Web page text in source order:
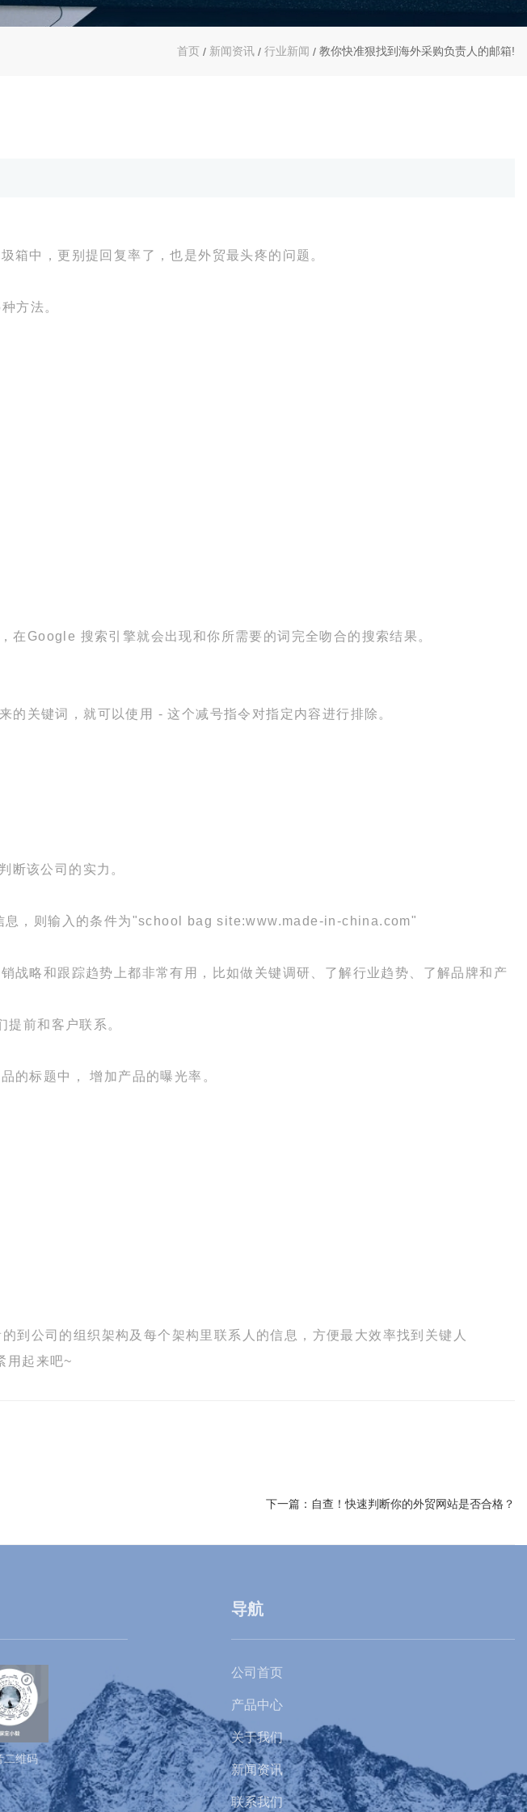
首页 / 新闻资讯 / 行业新闻 / 教你快准狠找到海外采购负责人的邮箱!
箱中，更别提回复率了，也是外贸最头疼的问题。
方法。
Google 搜索引擎就会出现和你所需要的词完全吻合的搜索结果。
关键词，就可以使用 - 这个减号指令对指定内容进行排除。
断该公司的实力。
，则输入的条件为"school bag site:www.made-in-china.com"
战略和跟踪趋势上都非常有用，比如做关键调研、了解行业趋势、了解品牌和产
前和客户联系。
的标题中， 增加产品的曝光率。
公司的组织架构及每个架构里联系人的信息，方便最大效率找到关键人
用起来吧~
下一篇： 自查！快速判断你的外贸网站是否合格？
二维码
导航
公司首页
产品中心
关于我们
新闻资讯
联系我们